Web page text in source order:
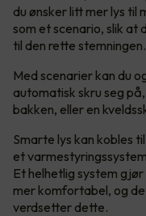
du ønsker litt mer lys til
som et scenario, slik at
til den rette stemningen.
Med scenarier kan du
automatisk skru seg
bakken, eller en
Smarte lys kan kobles
et
Et helhetlig system
mer komfortabel, og
verdsetter dette.